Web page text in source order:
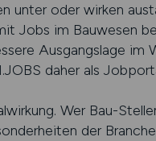
unter oder wirken
Jobs im Bauwesen
Ausgangslage
daher als
Wer Bau-
der